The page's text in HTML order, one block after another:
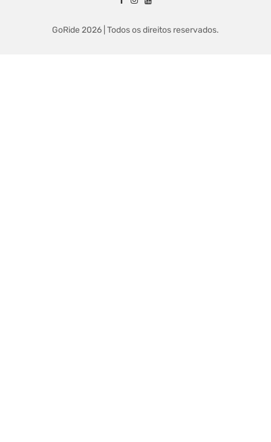
GoRide 2026 | Todos os direitos reservados.